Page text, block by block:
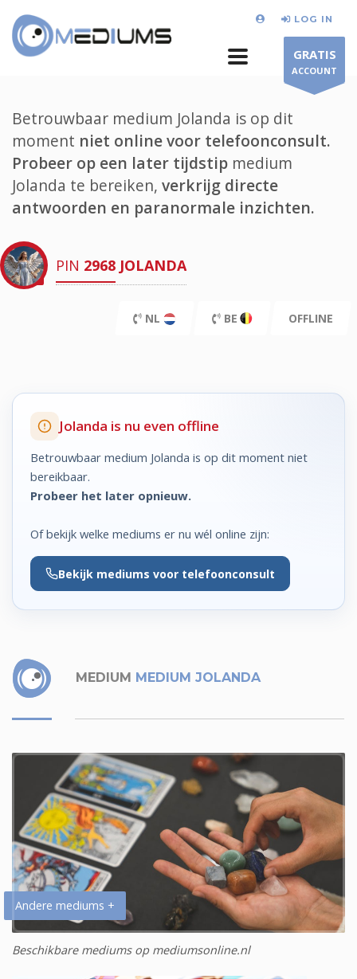
LOG IN
GRATIS
ACCOUNT
Betrouwbaar medium Jolanda is op dit
moment niet online voor telefoonconsult.
Probeer op een later tijdstip medium
Jolanda te bereiken, verkrijg directe
antwoorden en paranormale inzichten.
PIN 2968 JOLANDA
NL BE OFFLINE
Jolanda is nu even offline
Betrouwbaar medium Jolanda is op dit moment niet
bereikbaar.
Probeer het later opnieuw.
Of bekijk welke mediums er nu wél online zijn:
Bekijk mediums voor telefoonconsult
MEDIUM MEDIUM JOLANDA
Andere mediums +
Beschikbare mediums op mediumsonline.nl